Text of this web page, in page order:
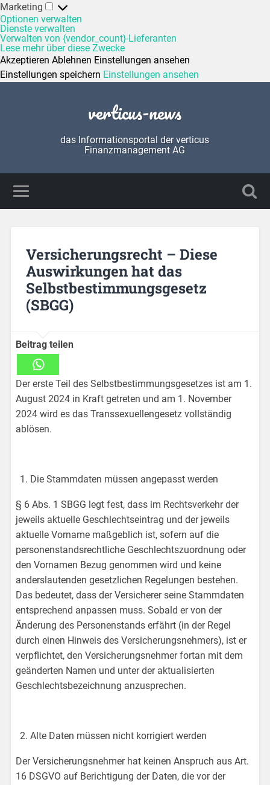
Marketing
Optionen verwalten
Dienste verwalten
Verwalten von {vendor_count}-Lieferanten
Lese mehr über diese Zwecke
Akzeptieren Ablehnen Einstellungen ansehen
Einstellungen speichern Einstellungen ansehen
verticus-news
das Informationsportal der verticus
Finanzmanagement AG
Versicherungsrecht – Diese
Auswirkungen hat das
Selbstbestimmungsgesetz
(SBGG)
Beitrag teilen
Der erste Teil des Selbstbestimmungsgesetzes ist am 1.
August 2024 in Kraft getreten und am 1. November
2024 wird es das Transsexuellengesetz vollständig
ablösen.
Die Stammdaten müssen angepasst werden
§ 6 Abs. 1 SBGG legt fest, dass im Rechtsverkehr der
jeweils aktuelle Geschlechtseintrag und der jeweils
aktuelle Vorname maßgeblich ist, sofern auf die
personenstandsrechtliche Geschlechtszuordnung oder
den Vornamen Bezug genommen wird und keine
anderslautenden gesetzlichen Regelungen bestehen.
Das bedeutet, dass der Versicherer seine Stammdaten
entsprechend anpassen muss. Sobald er von der
Änderung des Personenstands erfährt (in der Regel
durch einen Hinweis des Versicherungsnehmers), ist er
verpflichtet, den Versicherungsnehmer fortan mit dem
geänderten Namen und unter der aktualisierten
Geschlechtsbezeichnung anzusprechen.
Alte Daten müssen nicht korrigiert werden
Der Versicherungsnehmer hat keinen Anspruch aus Art.
16 DSGVO auf Berichtigung der Daten, die vor der